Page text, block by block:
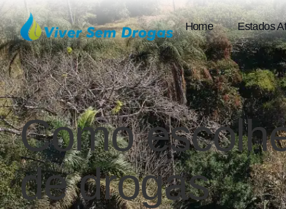
Home Estados
Como
de drogas